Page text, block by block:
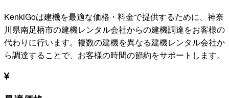
KenkiGoは建機を最適な価格・料金で提供するために、 神奈
川県南足柄市の建機レンタル会社からの建機調達をお客様の
代わりに行います。複数の建機を異なる建機レンタル会社か
ら調達することで、お客様の時間の節約をサポートします。